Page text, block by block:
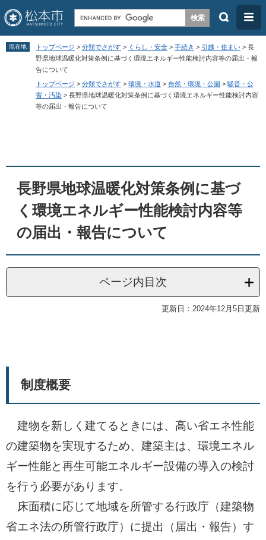
ペ
メ
検
メ
ニ
ュ
ー
現在地 トップページ > 分類でさがす > くらし・安全 > 手続き > 引越・住まい > 長
野県地球温暖化対策条例に基づく環境エネルギー性能検討内容等の届出・報
告について
トップページ > 分類でさがす > 環境・水道 > 自然・環境・公園 > 騒音・公
害・汚染 > 長野県地球温暖化対策条例に基づく環境エネルギー性能検討内容
等の届出・報告について
長野県地球温暖化対策条例に基づ
く環境エネルギー性能検討内容等
の届出・報告について
ページ内目次
更新日：2024年12月5日更新
制度概要
建物を新しく建てるときには、高い省エネ性能
の建築物を実現するため、建築主は、環境エネル
ギー性能と再生可能エネルギー設備の導入の検討
を行う必要があります。
床面積に応じて地域を所管する行政庁（建築物
省エネ法の所管行政庁）に提出（届出・報告）す